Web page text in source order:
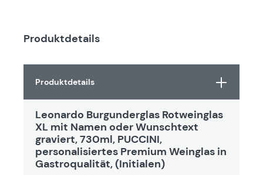
Produktdetails
Produktdetails
Leonardo Burgunderglas Rotweinglas
XL mit Namen oder Wunschtext
graviert, 730ml, PUCCINI,
personalisiertes Premium Weinglas in
Gastroqualität, (Initialen)